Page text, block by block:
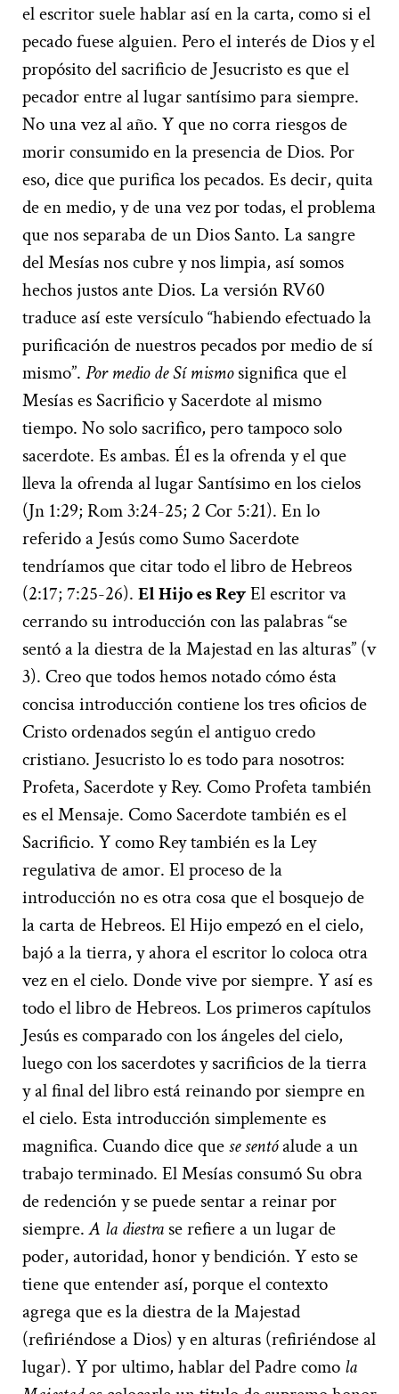
el escritor suele hablar así en la carta, como si el
pecado fuese alguien. Pero el interés de Dios y el
propósito del sacrificio de Jesucristo es que el
pecador entre al lugar santísimo para siempre.
No una vez al año. Y que no corra riesgos de
morir consumido en la presencia de Dios. Por
eso, dice que purifica los pecados. Es decir, quita
de en medio, y de una vez por todas, el problema
que nos separaba de un Dios Santo. La sangre
del Mesías nos cubre y nos limpia, así somos
hechos justos ante Dios. La versión RV60
traduce así este versículo “habiendo efectuado la
purificación de nuestros pecados por medio de sí
mismo”. Por medio de Sí mismosignifica que el
Mesías es Sacrificio y Sacerdote al mismo
tiempo. No solo sacrifico, pero tampoco solo
sacerdote. Es ambas. Él es la ofrenda y el que
lleva la ofrenda al lugar Santísimo en los cielos
(Jn 1:29; Rom 3:24-25; 2 Cor 5:21). En lo
referido a Jesús como Sumo Sacerdote
tendríamos que citar todo el libro de Hebreos
(2:17; 7:25-26). El Hijo es ReyEl escritor va
cerrando su introducción con las palabras “se
sentó a la diestra de la Majestad en las alturas” (v
3). Creo que todos hemos notado cómo ésta
concisa introducción contiene los tres oficios de
Cristo ordenados según el antiguo credo
cristiano. Jesucristo lo es todo para nosotros:
Profeta, Sacerdote y Rey. Como Profeta también
es el Mensaje. Como Sacerdote también es el
Sacrificio. Y como Rey también es la Ley
regulativa de amor. El proceso de la
introducción no es otra cosa que el bosquejo de
la carta de Hebreos. El Hijo empezó en el cielo,
bajó a la tierra, y ahora el escritor lo coloca otra
vez en el cielo. Donde vive por siempre. Y así es
todo el libro de Hebreos. Los primeros capítulos
Jesús es comparado con los ángeles del cielo,
luego con los sacerdotes y sacrificios de la tierra
y al final del libro está reinando por siempre en
el cielo. Esta introducción simplemente es
magnifica. Cuando dice quese sentóalude a un
trabajo terminado. El Mesías consumó Su obra
de redención y se puede sentar a reinar por
siempre.A la diestra se refiere a un lugar de
poder, autoridad, honor y bendición. Y esto se
tiene que entender así, porque el contexto
agrega que es la diestra de la Majestad
(refiriéndose a Dios) y en alturas (refiriéndose al
lugar). Y por ultimo, hablar del Padre como la